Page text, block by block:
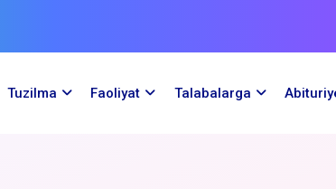
Tuzilma Faoliyat Talabalarga